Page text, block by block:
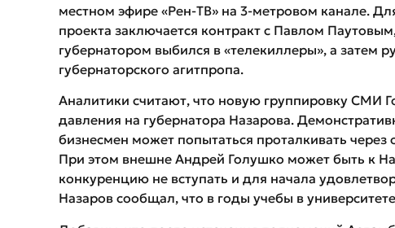
местном эфире «Рен-ТВ» на 3-метровом канале.
проекта заключается контракт с Павлом
губернатором выбился в «телекиллеры», а затем
губернаторского агитпропа.
Аналитики считают, что новую группировку СМИ
давления на губернатора Назарова.
бизнесмен может попытаться проталкивать
При этом внешне Андрей Голушко может быть к
конкуренцию не вступать и для начала
Назаров сообщал, что в годы учебы в